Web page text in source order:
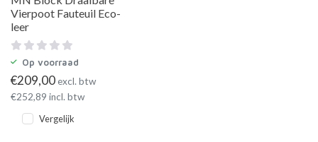
Vierpoot Fauteuil Eco-
leer
Op voorraad
€209,00excl. btw
€252,89 incl. btw
Vergelijk